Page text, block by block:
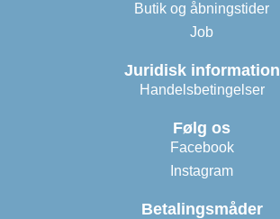
Butik og åbningstider
Job
Juridisk information
Handelsbetingelser
Følg os
Facebook
Instagram
Betalingsmåder